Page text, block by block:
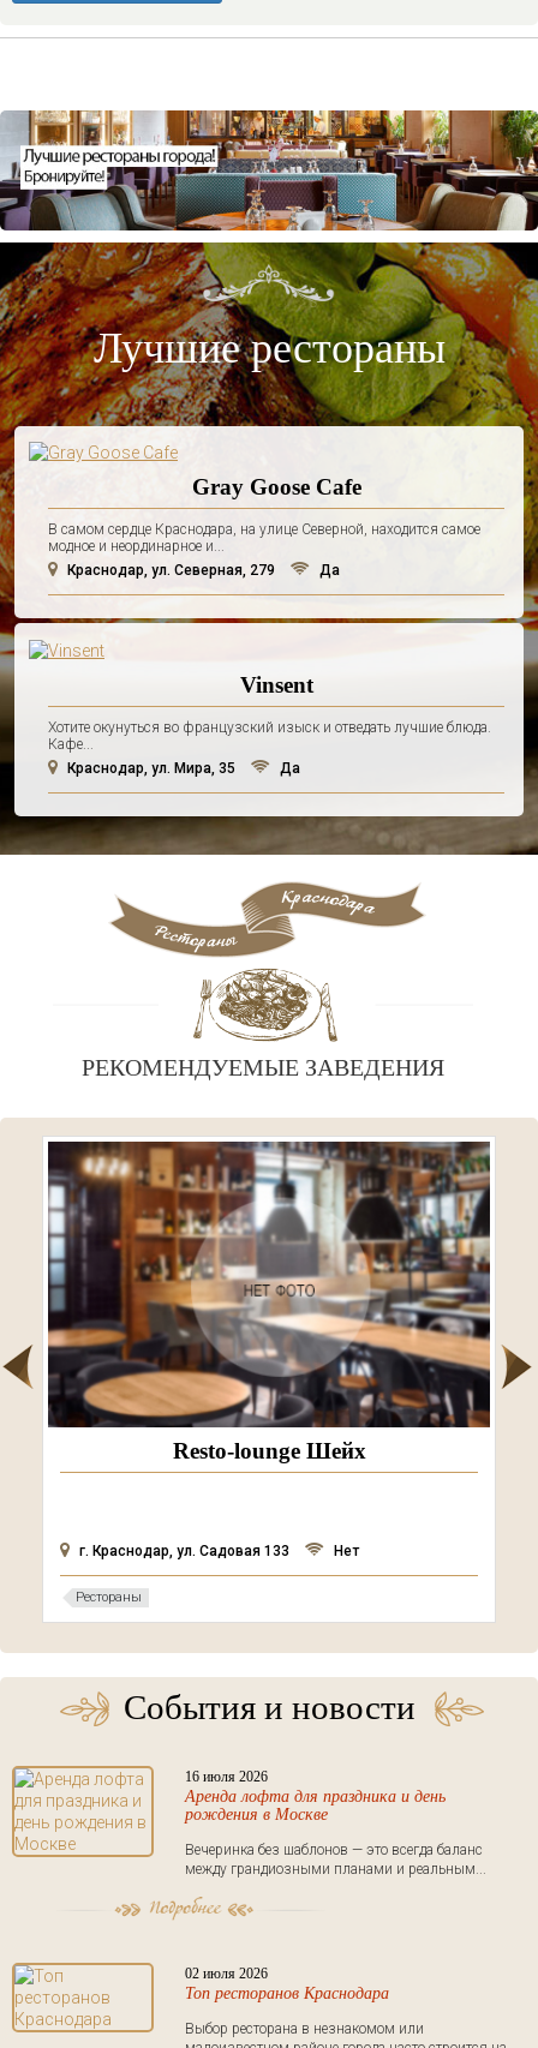
Лучшие рестораны
Gray Goose Cafe
В самом сердце Краснодара, на улице Северной, находится самое
модное и неординарное и...
Краснодар, ул. Северная, 279
Да
Vinsent
Хотите окунуться во французский изыск и отведать лучшие блюда.
Кафе...
Краснодар, ул. Мира, 35
Да
РЕКОМЕНДУЕМЫЕ ЗАВЕДЕНИЯ
Resto-lounge Шейх
г. Краснодар, ул. Садовая 133 Нет
Рестораны
События и новости
16 июля 2026
Аренда лофта для праздника и день
рождения в Москве
Вечеринка без шаблонов — это всегда баланс
между грандиозными планами и реальным...
02 июля 2026
Топ ресторанов Краснодара
Выбор ресторана в незнакомом или